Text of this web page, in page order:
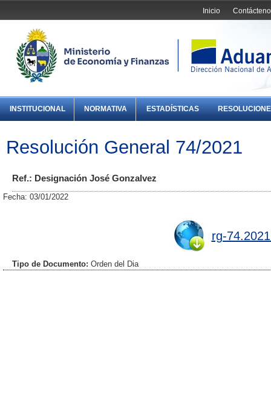
Inicio
INSTITUCIONAL NORMATIVA ESTADÍSTICAS
Resolución General 74/2021
Ref.: Designación José Gonzalvez
Fecha: 03/01/2022
rg-
Tipo de Documento: Orden del Dia